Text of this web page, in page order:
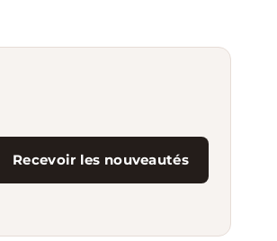
Recevoir les nouveautés